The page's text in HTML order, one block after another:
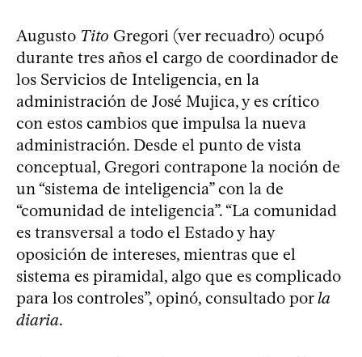
Augusto Tito Gregori (ver recuadro) ocupó
durante tres años el cargo de coordinador de
los Servicios de Inteligencia, en la
administración de José Mujica, y es crítico
con estos cambios que impulsa la nueva
administración. Desde el punto de vista
conceptual, Gregori contrapone la noción de
un “sistema de inteligencia” con la de
“comunidad de inteligencia”. “La comunidad
es transversal a todo el Estado y hay
oposición de intereses, mientras que el
sistema es piramidal, algo que es complicado
para los controles”, opinó, consultado porla
diaria.